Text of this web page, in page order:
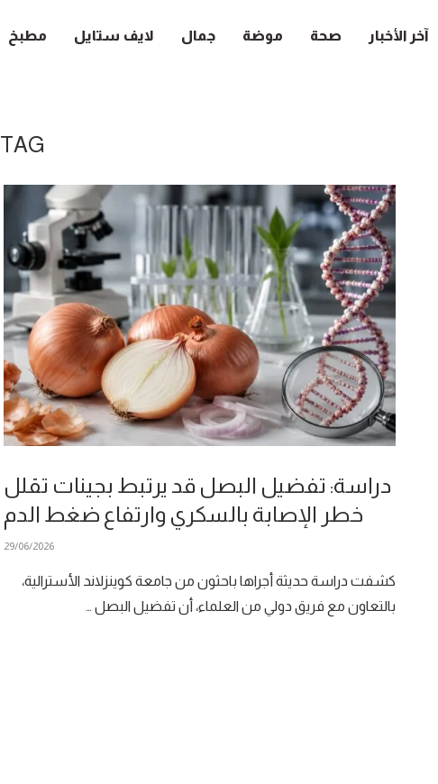
آخر الأخبار صحة موضة جمال لايف ستايل مطبخ
TAG:
دراسة: تفضيل البصل قد يرتبط بجينات تقلل
خطر الإصابة بالسكري وارتفاع ضغط الدم
29/06/2026
كشفت دراسة حديثة أجراها باحثون من جامعة كوينزلاند الأسترالية،
بالتعاون مع فريق دولي من العلماء، أن تفضيل البصل …